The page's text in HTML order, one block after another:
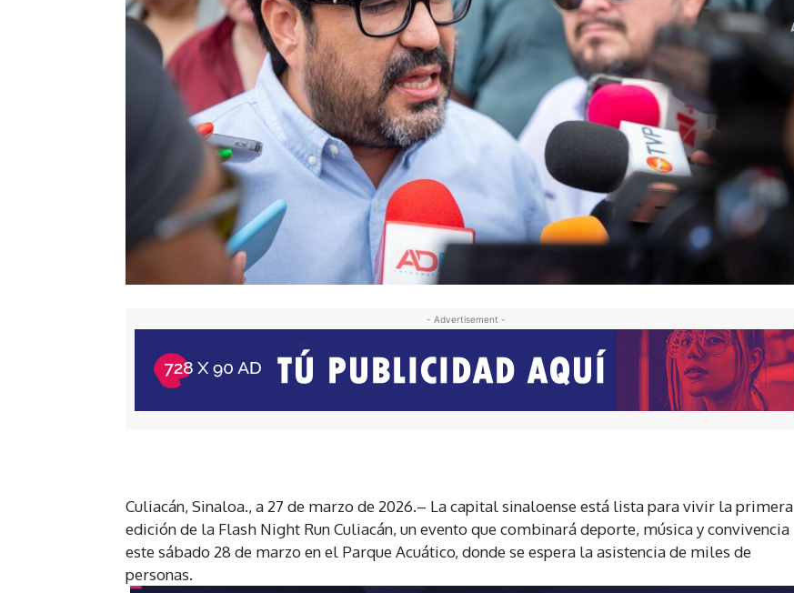
- Advertisement -
Culiacán, Sinaloa., a 27 de marzo de 2026.– La capital sinaloense está lista para vivir la primera
edición de la Flash Night Run Culiacán, un evento que combinará deporte, música y convivencia
este sábado 28 de marzo en el Parque Acuático, donde se espera la asistencia de miles de
personas.